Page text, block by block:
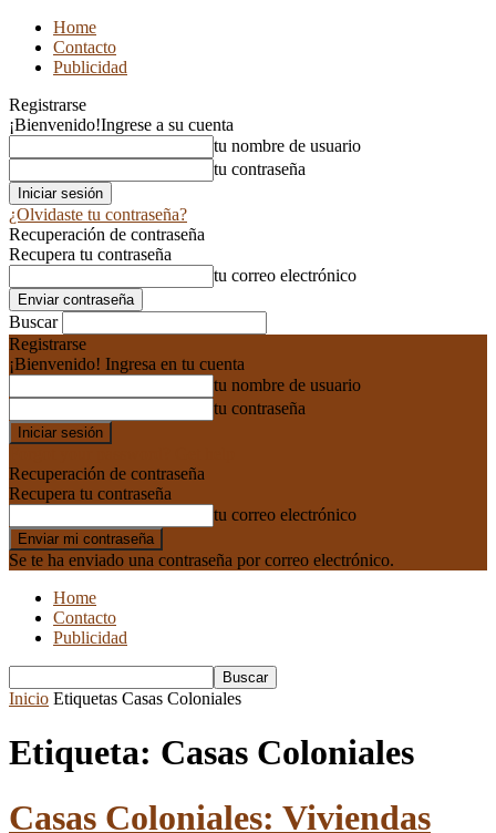
Home
Contacto
Publicidad
Registrarse
¡Bienvenido!Ingrese a su cuenta
tu nombre de usuario
tu contraseña
¿Olvidaste tu contraseña?
Recuperación de contraseña
Recupera tu contraseña
tu correo electrónico
Buscar
Registrarse
¡Bienvenido! Ingresa en tu cuenta
tu nombre de usuario
tu contraseña
Recuperación de contraseña
Recupera tu contraseña
tu correo electrónico
Se te ha enviado una contraseña por correo electrónico.
Home
Contacto
Publicidad
Inicio Etiquetas Casas Coloniales
Etiqueta: Casas Coloniales
Casas Coloniales: Viviendas